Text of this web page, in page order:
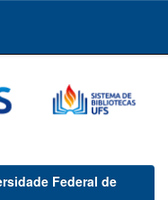
Federal de